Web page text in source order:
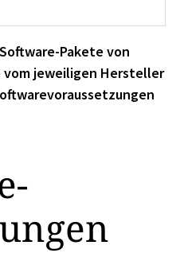
Pakete von
jeweiligen Hersteller